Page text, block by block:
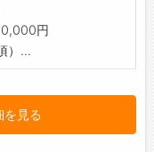
円
）...
を見る